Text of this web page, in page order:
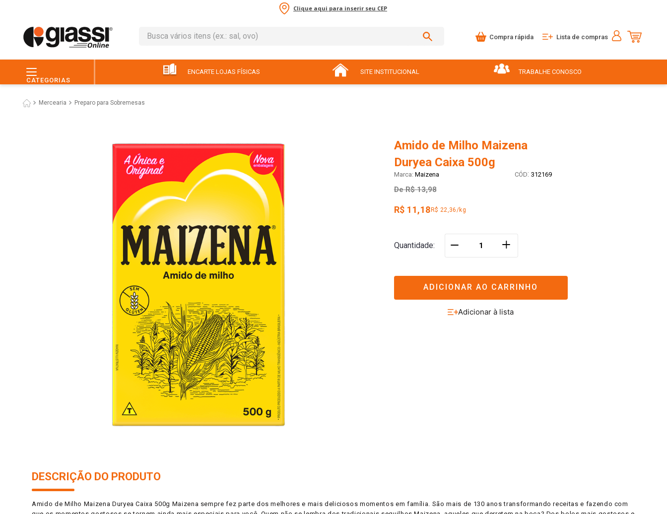
Clique aqui para inserir seu CEP
Busca vários itens (ex.: sal, ovo)
Compra rápida Lista de compras
CATEGORIAS
ENCARTE LOJAS FÍSICAS SITE INSTITUCIONAL TRABALHE CONOSCO
Mercearia Preparo para Sobremesas
Amido de Milho Maizena
Duryea Caixa 500g
Maizena : 312169
De R$ 13,98
R$ 11,18R$ 22,36/kg
Quantidade ＋
ADICIONAR AO CARRINHO
DESCRIÇÃO DO PRODUTO
Amido de Milho Maizena Duryea Caixa 500g Maizena sempre fez parte dos melhores e mais deliciosos momentos em família. São mais de 130 anos transformando receitas e fazendo com
leite
6º
7º macarrão
9 ovo
10º arroz